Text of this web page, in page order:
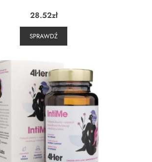
28.52zł
SPRAWDŹ